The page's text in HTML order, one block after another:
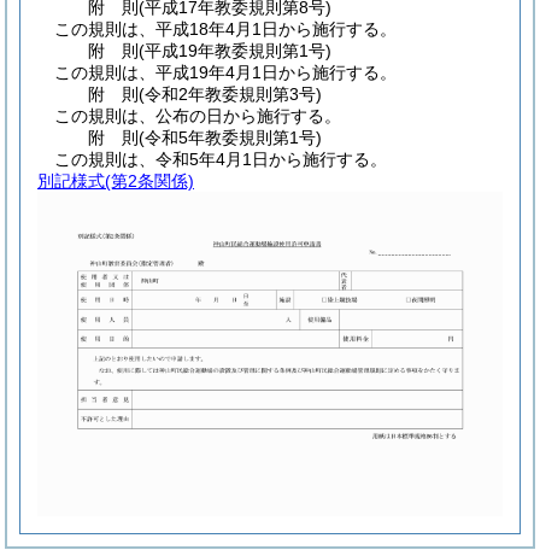
附 則(平成17年教委規則第8号)
この規則は、平成18年4月1日から施行する。
附 則(平成19年教委規則第1号)
この規則は、平成19年4月1日から施行する。
附 則(令和2年教委規則第3号)
この規則は、公布の日から施行する。
附 則(令和5年教委規則第1号)
この規則は、令和5年4月1日から施行する。
別記様式(第2条関係)